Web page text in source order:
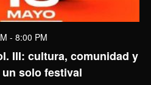
III: cultura, comunidad y
solo festival
- 8:00 PM